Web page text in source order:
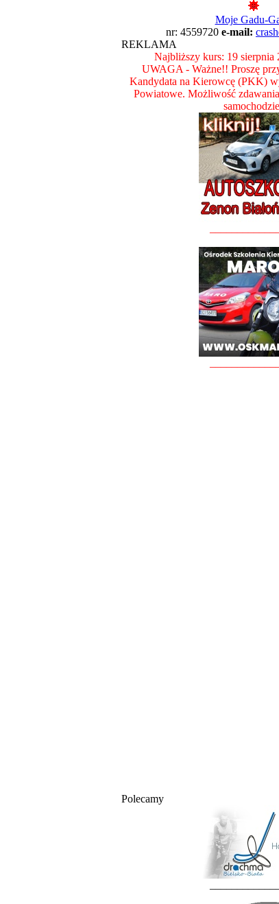
Moje Gadu-
nr: 4559720 e-mail:
REKLAMA
Najbliższy kurs: 19 sierpnia
UWAGA - Ważne!! Proszę
Kandydata na Kierowcę (PKK)
Powiatowe. Możliwość
Polecamy